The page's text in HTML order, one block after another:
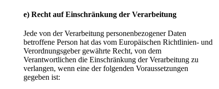
e) Recht auf Einschränkung der Verarbeitung
Jede von der Verarbeitung personenbezogener Daten
betroffene Person hat das vom Europäischen Richtlinien- und
Verordnungsgeber gewährte Recht, von dem
Verantwortlichen die Einschränkung der Verarbeitung zu
verlangen, wenn eine der folgenden Voraussetzungen
gegeben ist: